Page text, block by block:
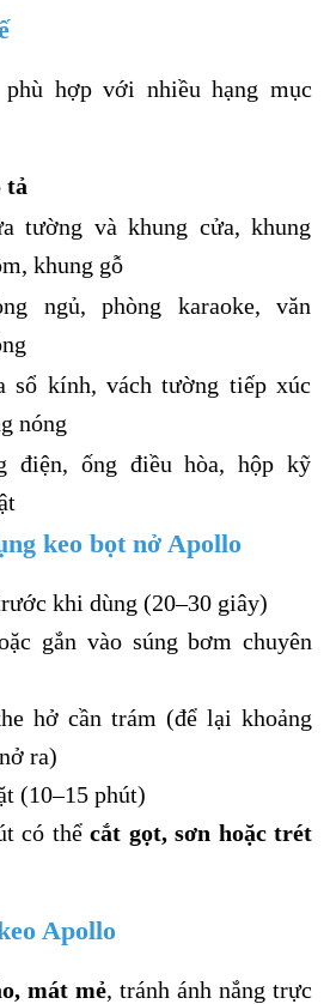
hợp với nhiều hạng mục
tả
tường và khung cửa, khung
khung gỗ
ngủ, phòng karaoke, văn
sổ kính, vách tường tiếp xúc
nóng
điện, ống điều hòa, hộp kỹ
keo bọt nở Apollo
khi dùng (20–30 giây)
gắn vào súng bơm chuyên
hở cần trám (để lại khoảng
ra)
(10–15 phút)
có thểcắt gọt, sơn hoặc trét
Apollo
mát mẻ, tránh ánh nắng trực